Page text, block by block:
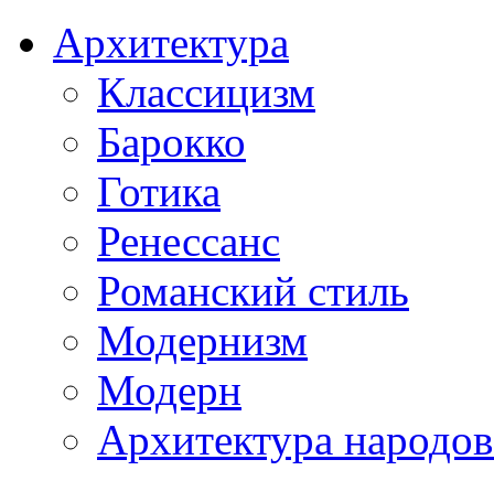
Архитектура
Классицизм
Барокко
Готика
Ренессанс
Романский стиль
Модернизм
Модерн
Архитектура